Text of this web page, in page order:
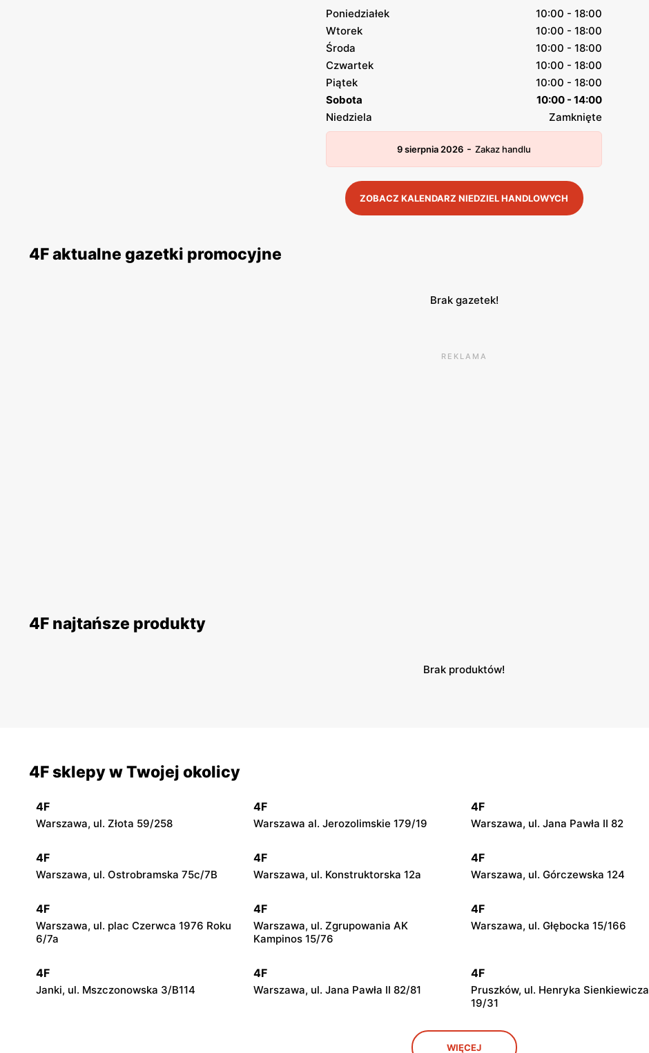
Poniedziałek
10:00 - 18:00
Wtorek
10:00 - 18:00
Środa
10:00 - 18:00
Czwartek
10:00 - 18:00
Piątek
10:00 - 18:00
Sobota
10:00 - 14:00
Niedziela
Zamknięte
9 sierpnia 2026 - Zakaz handlu
ZOBACZ KALENDARZ NIEDZIEL HANDLOWYCH
4F aktualne gazetki promocyjne
Brak gazetek!
REKLAMA
4F najtańsze produkty
Brak produktów!
4F sklepy w Twojej okolicy
4F
Warszawa, ul. Złota 59/258
4F
Warszawa al. Jerozolimskie 179/19
4F
Warszawa, ul. Jana Pawła II 82
4F
Warszawa, ul. Ostrobramska 75c/7B
4F
Warszawa, ul. Konstruktorska 12a
4F
Warszawa, ul. Górczewska 124
4F
Warszawa, ul. plac Czerwca 1976 Roku
6/7a
4F
Warszawa, ul. Zgrupowania AK
Kampinos 15/76
4F
Warszawa, ul. Głębocka 15/166
4F
Janki, ul. Mszczonowska 3/B114
4F
Warszawa, ul. Jana Pawła II 82/81
4F
Pruszków, ul. Henryka Sienkiewicza
19/31
WIĘCEJ